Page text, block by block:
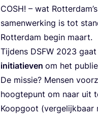
COSH! – wat
samen­wer­king is tot
Rot­ter­dam begin maart.
Tij­dens DSFW 2023 gaat
ini­ti­a­tie­ven om het
De mis­sie? Men­sen
hoog­te­punt om naar uit
Koop­goot (ver­ge­lijk­baar